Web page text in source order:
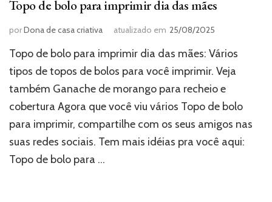
Topo de bolo para imprimir dia das mães
porDona de casa criativa atualizado em 25/08/2025
Topo de bolo para imprimir dia das mães: Vários
tipos de topos de bolos para você imprimir. Veja
também Ganache de morango para recheio e
cobertura Agora que você viu vários Topo de bolo
para imprimir, compartilhe com os seus amigos nas
suas redes sociais. Tem mais idéias pra você aqui:
Topo de bolo para …